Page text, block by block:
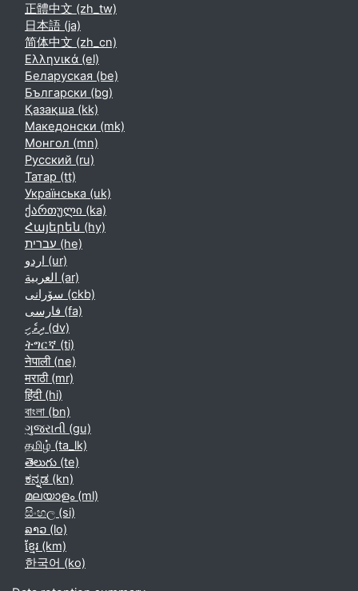
正體中文 ‎(zh_tw)‎
日本語 ‎(ja)‎
简体中文 ‎(zh_cn)‎
Ελληνικά ‎(el)‎
Беларуская ‎(be)‎
Български ‎(bg)‎
Қазақша ‎(kk)‎
Македонски ‎(mk)‎
Монгол ‎(mn)‎
Русский ‎(ru)‎
Татар ‎(tt)‎
Українська ‎(uk)‎
ქართული ‎(ka)‎
Հայերեն ‎(hy)‎
עברית ‎(he)‎
اردو ‎(ur)‎
العربية ‎(ar)‎
سۆرانی ‎(ckb)‎
فارسی ‎(fa)‎
ދިވެހި ‎(dv)‎
ትግርኛ ‎(ti)‎
नेपाली ‎(ne)‎
मराठी ‎(mr)‎
हिंदी ‎(hi)‎
বাংলা ‎(bn)‎
ગુજરાતી ‎(gu)‎
தமிழ் ‎(ta_lk)‎
తెలుగు ‎(te)‎
ಕನ್ನಡ ‎(kn)‎
മലയാളം ‎(ml)‎
සිංහල ‎(si)‎
ລາວ ‎(lo)‎
ខ្មែរ ‎(km)‎
한국어 ‎(ko)‎